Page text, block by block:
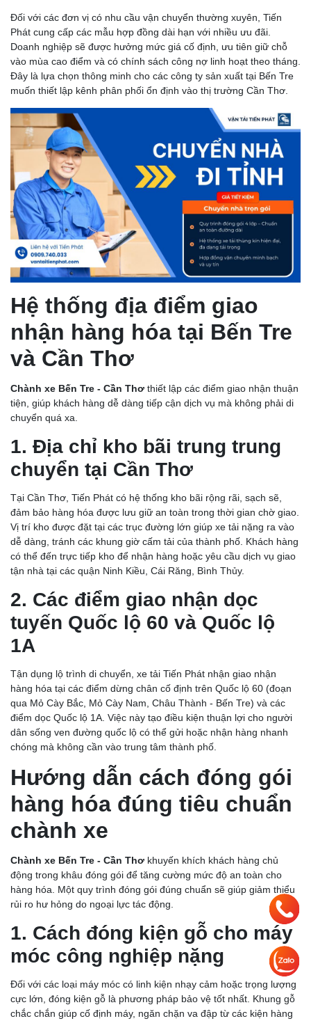
Đối với các đơn vị có nhu cầu vận chuyển thường xuyên, Tiến
Phát cung cấp các mẫu hợp đồng dài hạn với nhiều ưu đãi.
Doanh nghiệp sẽ được hưởng mức giá cố định, ưu tiên giữ chỗ
vào mùa cao điểm và có chính sách công nợ linh hoạt theo tháng.
Đây là lựa chọn thông minh cho các công ty sản xuất tại Bến Tre
muốn thiết lập kênh phân phối ổn định vào thị trường Cần Thơ.
Hệ thống địa điểm giao
nhận hàng hóa tại Bến Tre
và Cần Thơ
Chành xe Bến Tre - Cần Thơ thiết lập các điểm giao nhận thuận
tiện, giúp khách hàng dễ dàng tiếp cận dịch vụ mà không phải di
chuyển quá xa.
1. Địa chỉ kho bãi trung trung
chuyển tại Cần Thơ
Tại Cần Thơ, Tiến Phát có hệ thống kho bãi rộng rãi, sạch sẽ,
đảm bảo hàng hóa được lưu giữ an toàn trong thời gian chờ giao.
Vị trí kho được đặt tại các trục đường lớn giúp xe tải nặng ra vào
dễ dàng, tránh các khung giờ cấm tải của thành phố. Khách hàng
có thể đến trực tiếp kho để nhận hàng hoặc yêu cầu dịch vụ giao
tận nhà tại các quận Ninh Kiều, Cái Răng, Bình Thủy.
2. Các điểm giao nhận dọc
tuyến Quốc lộ 60 và Quốc lộ
1A
Tận dụng lộ trình di chuyển, xe tải Tiến Phát nhận giao nhận
hàng hóa tại các điểm dừng chân cố định trên Quốc lộ 60 (đoạn
qua Mỏ Cày Bắc, Mỏ Cày Nam, Châu Thành - Bến Tre) và các
điểm dọc Quốc lộ 1A. Việc này tạo điều kiện thuận lợi cho người
dân sống ven đường quốc lộ có thể gửi hoặc nhận hàng nhanh
chóng mà không cần vào trung tâm thành phố.
Hướng dẫn cách đóng gói
hàng hóa đúng tiêu chuẩn
chành xe
Chành xe Bến Tre - Cần Thơ khuyến khích khách hàng chủ
động trong khâu đóng gói để tăng cường mức độ an toàn cho
hàng hóa. Một quy trình đóng gói đúng chuẩn sẽ giúp giảm thiểu
rủi ro hư hỏng do ngoại lực tác động.
1. Cách đóng kiện gỗ cho máy
móc công nghiệp nặng
Đối với các loại máy móc có linh kiện nhạy cảm hoặc trọng lượng
cực lớn, đóng kiện gỗ là phương pháp bảo vệ tốt nhất. Khung gỗ
chắc chắn giúp cố định máy, ngăn chặn va đập từ các kiện hàng